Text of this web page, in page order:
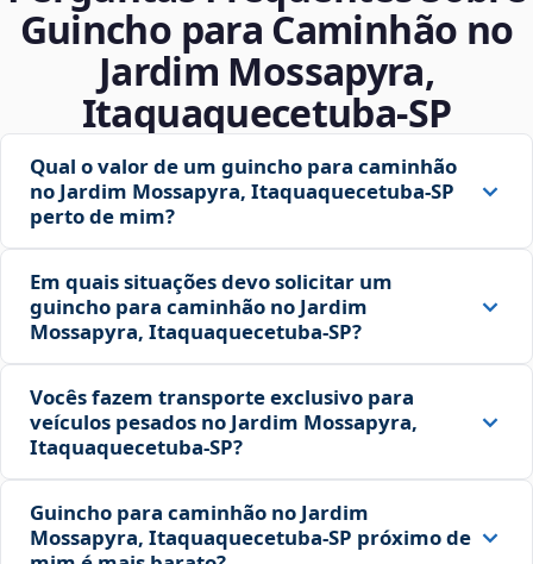
Guincho para Caminhão no
Jardim Mossapyra,
Itaquaquecetuba‑SP
Qual o valor de um guincho para caminhão
no Jardim Mossapyra, Itaquaquecetuba‑SP
perto de mim?
Em quais situações devo solicitar um
guincho para caminhão no Jardim
Mossapyra, Itaquaquecetuba‑SP?
Vocês fazem transporte exclusivo para
veículos pesados no Jardim Mossapyra,
Itaquaquecetuba‑SP?
Guincho para caminhão no Jardim
Mossapyra, Itaquaquecetuba‑SP próximo de